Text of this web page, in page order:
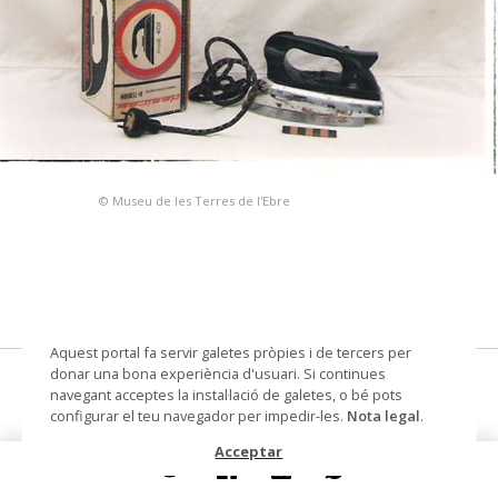
© Museu de les Terres de l'Ebre
Desirée mod. 401
planxa electrica i capsa
Aquest portal fa servir galetes pròpies i de tercers per
donar una bona experiència d'usuari. Si continues
navegant acceptes la instal·lació de galetes, o bé pots
configurar el teu navegador per impedir-les. Nota legal.
Acceptar